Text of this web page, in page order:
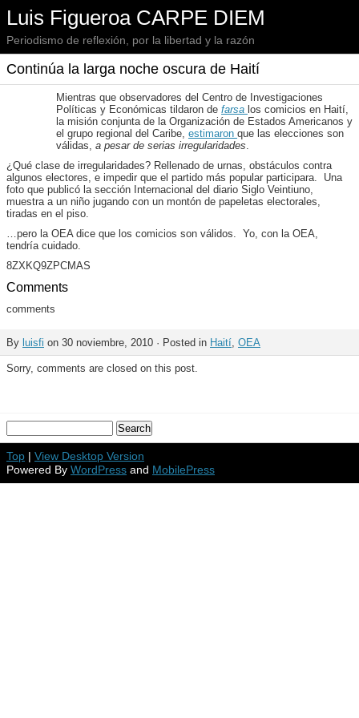
Luis Figueroa CARPE DIEM
Periodismo de reflexión, por la libertad y la razón
Continúa la larga noche oscura de Haití
Mientras que observadores del Centro de Investigaciones
Políticas y Económicas tildaron de farsa los comicios en Haití,
la misión conjunta de la Organización de Estados Americanos y
el grupo regional del Caribe, estimaron que las elecciones son
válidas, a pesar de serias irregularidades.
¿Qué clase de irregularidades? Rellenado de urnas, obstáculos contra
algunos electores, e impedir que el partido más popular participara. Una
foto que publicó la sección Internacional del diario Siglo Veintiuno,
muestra a un niño jugando con un montón de papeletas electorales,
tiradas en el piso.
…pero la OEA dice que los comicios son válidos. Yo, con la OEA,
tendría cuidado.
8ZXKQ9ZPCMAS
Comments
comments
By luisfi on 30 noviembre, 2010 · Posted in Haití, OEA
Sorry, comments are closed on this post.
Top | View Desktop Version
Powered By WordPress and MobilePress